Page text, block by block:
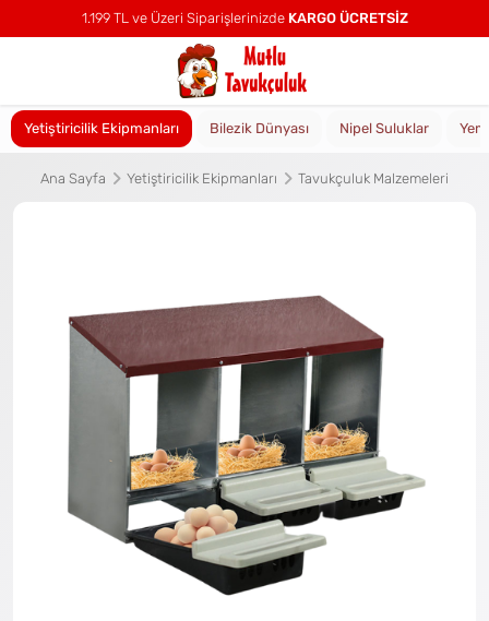
1.199 TL ve Üzeri Siparişlerinizde KARGO ÜCRETSİZ
Yetiştiricilik Ekipmanları Bilezik Dünyası Nipel Suluklar
Ana Sayfa Yetiştiricilik Ekipmanları Tavukçuluk Malzemeleri